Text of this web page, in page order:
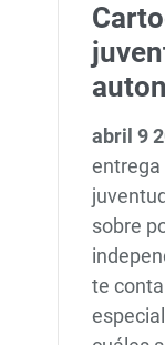
abril 9
entrega
sobre
te